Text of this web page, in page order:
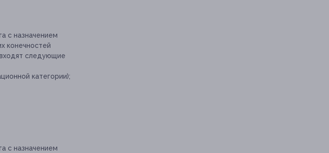
с назначением
конечностей
следующие
категории);
с назначением